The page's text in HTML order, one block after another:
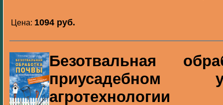
Цена: 1094 pуб.
Безотвальная
приусадебном
агротехнологии